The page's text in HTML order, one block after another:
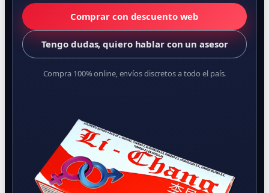
Comprar con descuento web
Tengo dudas, quiero hablar con un asesor
Compra 100% online, envíos discretos a todo el país.